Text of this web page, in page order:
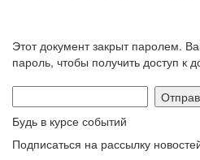
Этот документ закрыт паролем.
пароль, чтобы получить доступ к
Будь в курсе событий
Подписаться на рассылку